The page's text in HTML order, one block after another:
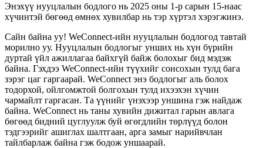
Энэхүү нууцлалын бодлого нь 2025 оны 1-р сарын 15-наас
хүчинтэй бөгөөд өмнөх хувилбар нь тэр хүртэл хэрэгжинэ.
Сайн байна уу! WeConnect-ийн нууцлалын бодлогод тавтай
морилно уу. Нууцлалын бодлогыг унших нь хүн бүрийн
дуртай үйл ажиллагаа байхгүй байж болохыг бид мэдэж
байна. Гэхдээ WeConnect-ийн түүхийг сонсохын тулд бага
зэрэг цаг гаргаарай. WeConnect энэ бодлогыг аль болох
тодорхой, ойлгомжтой болгохын тулд ихээхэн хүчин
чармайлт гаргасан. Та үүнийг үнэхээр уншина гэж найдаж
байна. WeConnect нь таны хувийн дижитал гарын авлага
бөгөөд бидний цуглуулж буй өгөгдлийн төрлүүд болон
тэдгээрийг ашиглах шалтгаан, арга замыг нарийвчлан
тайлбарлаж байна гэж бодож уншаарай.